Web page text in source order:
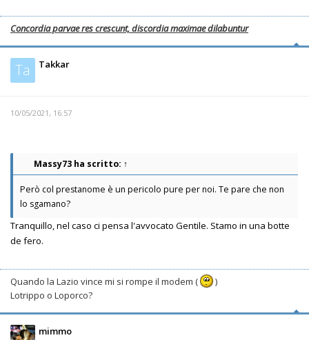
Concordia parvae res crescunt, discordia maximae dilabuntur
Ta Takkar
10/05/2021, 16:57
Massy73 ha scritto: ↑
Però col prestanome è un pericolo pure per noi. Te pare che non
lo sgamano?
Tranquillo, nel caso ci pensa l'avvocato Gentile. Stamo in una botte
de fero.
Quando la Lazio vince mi si rompe il modem (
)
Lotrippo o Loporco?
mimmo